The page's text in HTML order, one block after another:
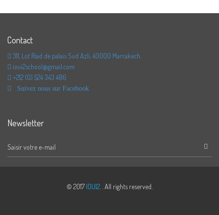
Contact
311, Lot Riad de palais Sud Azli, 40000 Marrakech.
ioui2school@gmail.com
+212 (0) 524 343 486
Suivez nous sur Facebook
Newsletter
© 2017 IOUI2 . . All rights reserved.